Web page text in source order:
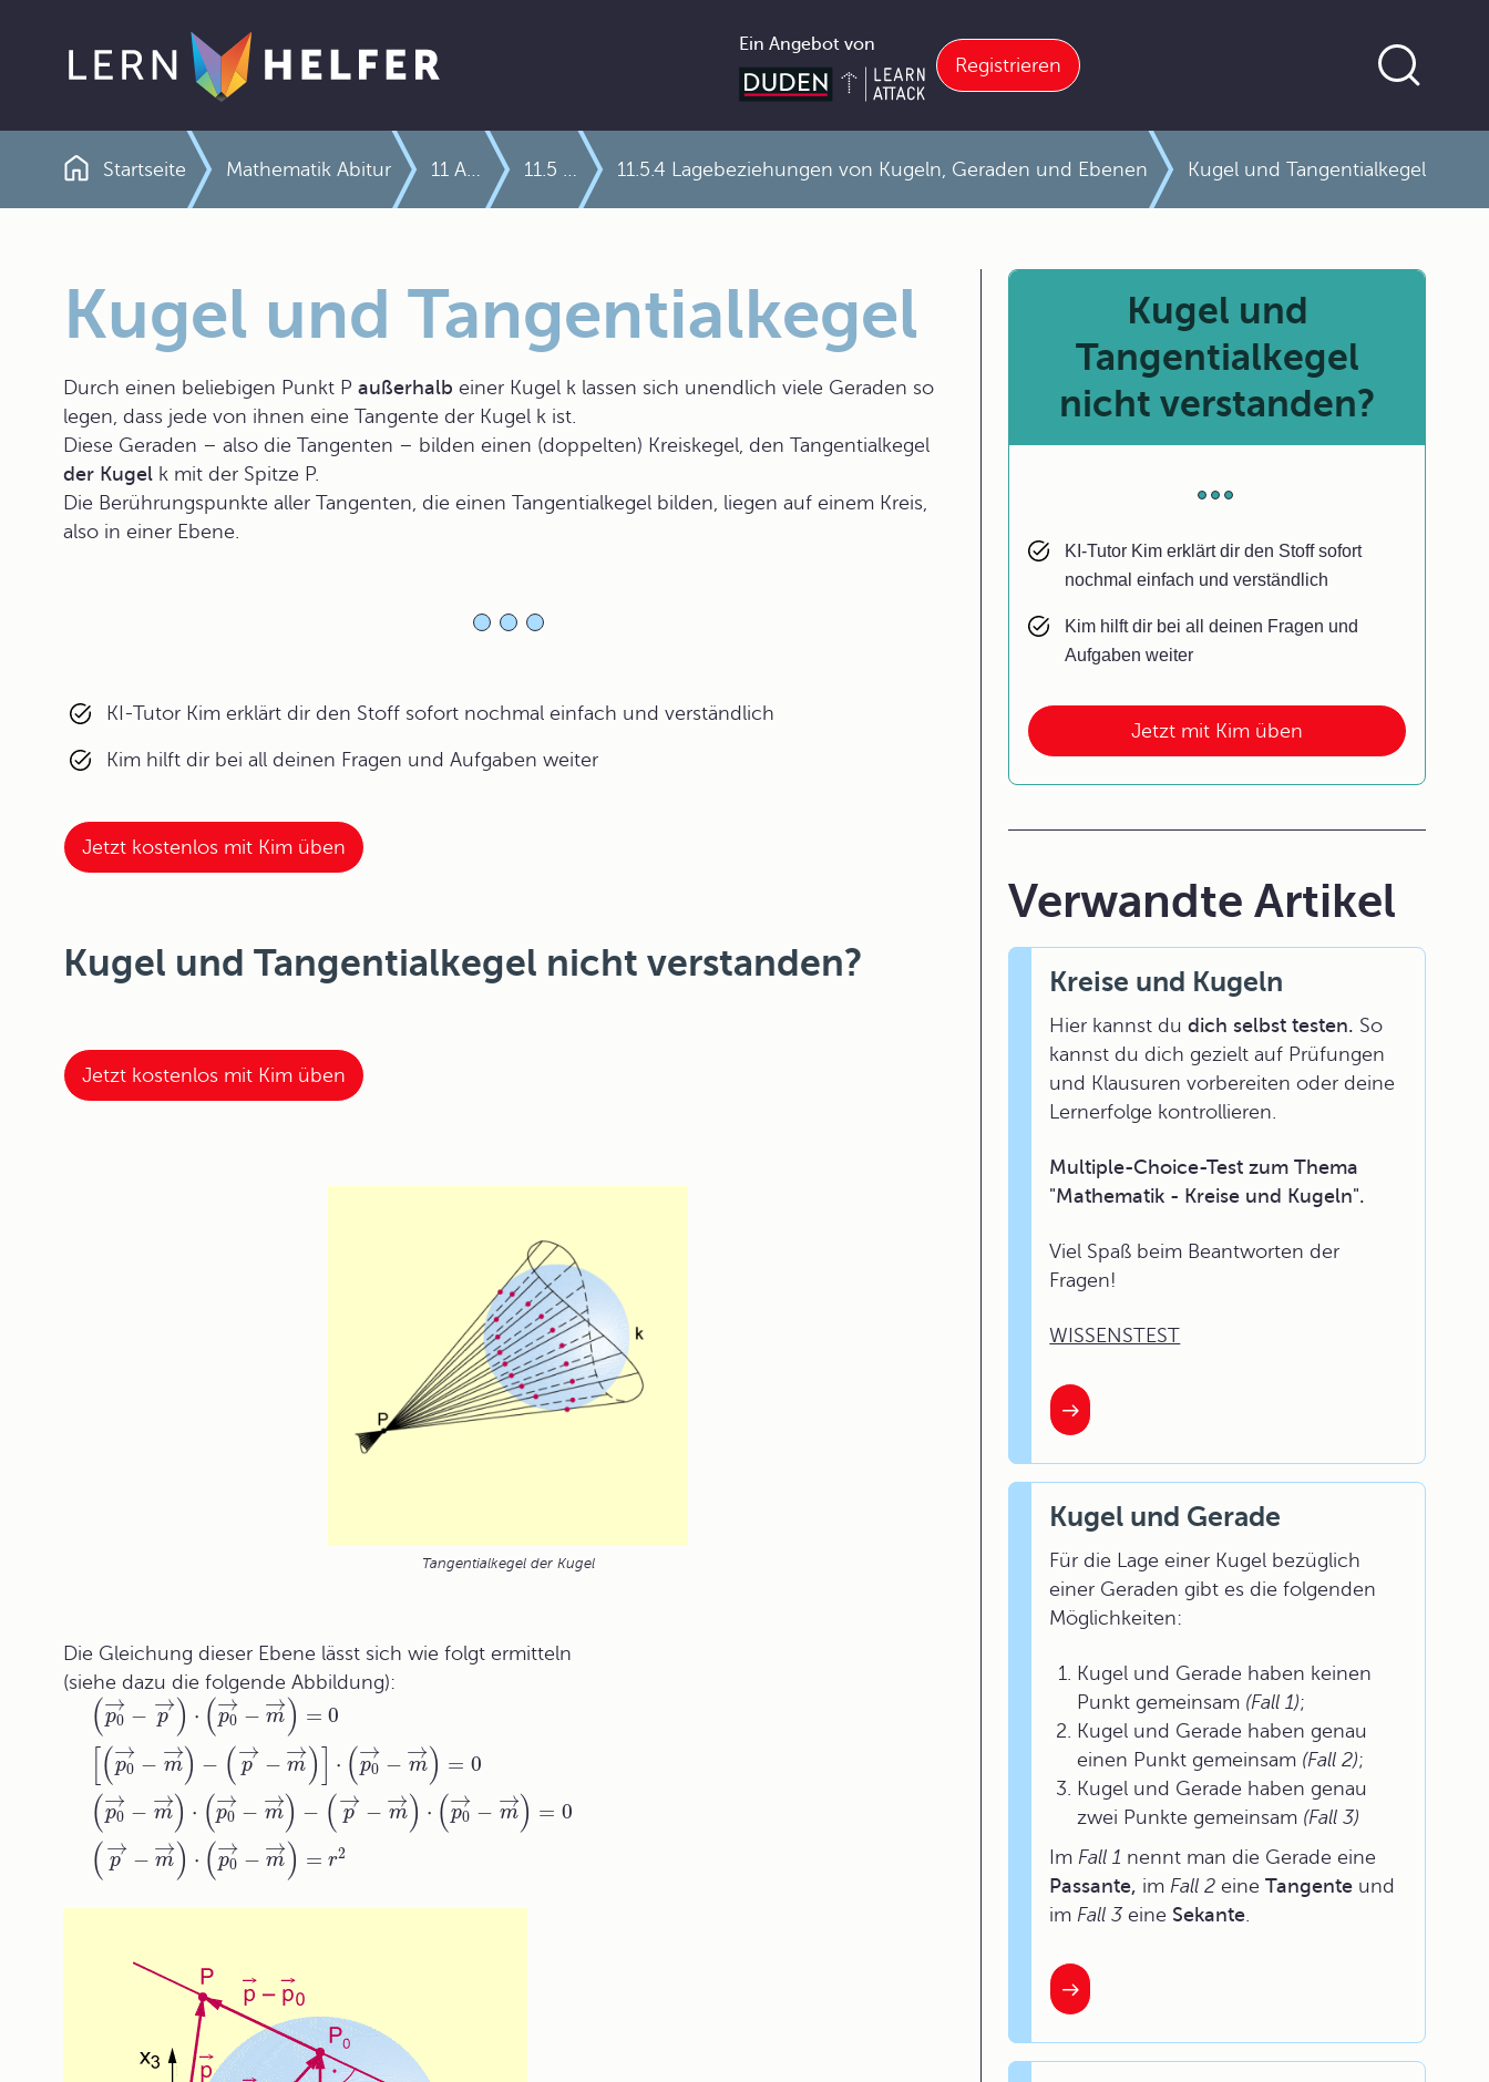
Ein Angebot von
Registrieren
Pfadnavigation
Startseite Mathematik Abitur 11.5.4 Lagebeziehungen von Kugeln, Geraden und Ebenen Kugel und Tangentialkegel
Kugel und Tangentialkegel
Durch einen beliebigen Punkt P außerhalb einer Kugel k lassen sich unendlich viele Geraden so
legen, dass jede von ihnen eine Tangente der Kugel k ist.
Diese Geraden – also die Tangenten – bilden einen (doppelten) Kreiskegel, den Tangentialkegel
der Kugel k mit der Spitze P.
Die Berührungspunkte aller Tangenten, die einen Tangentialkegel bilden, liegen auf einem Kreis,
also in einer Ebene.
KI-Tutor Kim erklärt dir den Stoff sofort nochmal einfach und verständlich
Kim hilft dir bei all deinen Fragen und Aufgaben weiter
Jetzt kostenlos mit Kim üben
Kugel und Tangentialkegel nicht verstanden?
Jetzt kostenlos mit Kim üben
Tangentialkegel der Kugel
Die Gleichung dieser Ebene lässt sich wie folgt ermitteln
(siehe dazu die folgende Abbildung):
(p0
→
− p
→) ⋅ (p0
→
− m
→) = 0
(p0
→
− m
→) − ( p
→
− m
→) ⋅ (p0
→
− m
→) = 0
(p0
→
− m
→) ⋅ (p0
→
− m
→) − ( p
→
− m
→) ⋅ (p0
→
− m
→) = 0
( p
→
− m
→) ⋅ (p0
→
− m
→) = r2
Jetzt mit Kim üben
Kugel und
Tangentialkegel
nicht verstanden?
KI-Tutor Kim erklärt dir den Stoff sofort
nochmal einfach und verständlich
Kim hilft dir bei all deinen Fragen und
Aufgaben weiter
Verwandte Artikel
Kreise und Kugeln
Hier kannst dudich selbst testen. So
kannst du dich gezielt auf Prüfungen
und Klausuren vorbereiten oder deine
Lernerfolge kontrollieren.
Multiple-Choice-Test zum Thema
"Mathematik - Kreise und Kugeln".
Viel Spaß beim Beantworten der
Fragen!
WISSENSTEST
Kugel und Gerade
Für die Lage einer Kugel bezüglich
einer Geraden gibt es die folgenden
Möglichkeiten:
Kugel und Gerade haben keinen
Punkt gemeinsam (Fall 1);
Kugel und Gerade haben genau
einen Punkt gemeinsam (Fall 2);
Kugel und Gerade haben genau
zwei Punkte gemeinsam (Fall 3)
ImFall 1 nennt man die Gerade eine
Passante, imFall 2 eineTangente und
imFall 3 eine Sekante.